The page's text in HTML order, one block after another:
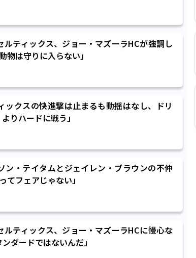
ルティックス、ジョー・マズーラHCが強調し
物は守りに入らない」
ックスの快進撃は止まるも動揺はなし、ドリ
りハードに戦う」
ン・テイタムとジェイレン・ブラウンの不仲
てフェアじゃない」
ルティックス、ジョー・マズーラHCに慢心な
ダードではないんだ」